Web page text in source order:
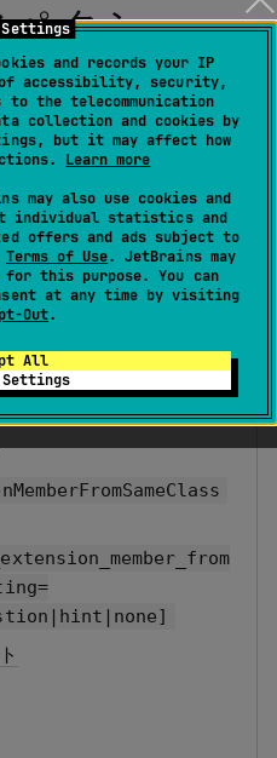
and records your IP
of accessibility, security,
to the telecommunication
collection and cookies by
but it may affect how
Learn more
may also use cookies and
individual statistics and
offers and ads subject to
Terms of Use. JetBrains may
this purpose. You can
at any time by visiting
Out.
All
Settings
ペクショ
ソッド呼び
能メンバー
（同じク
メソッド呼
メソッドの
換）